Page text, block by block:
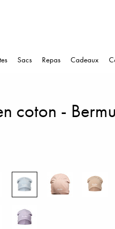
Sacs Repas Cadeaux
coton -